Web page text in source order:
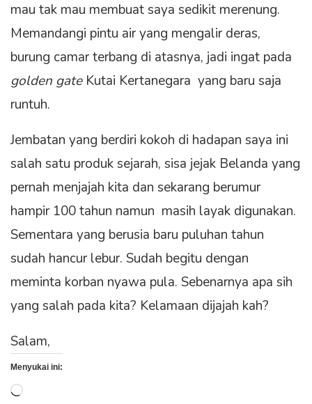
mau tak mau membuat saya sedikit merenung.
Memandangi pintu air yang mengalir deras,
burung camar terbang di atasnya, jadi ingat pada
golden gate Kutai Kertanegara yang baru saja
runtuh.
Jembatan yang berdiri kokoh di hadapan saya ini
salah satu produk sejarah, sisa jejak Belanda yang
pernah menjajah kita dan sekarang berumur
hampir 100 tahun namun masih layak digunakan.
Sementara yang berusia baru puluhan tahun
sudah hancur lebur. Sudah begitu dengan
meminta korban nyawa pula. Sebenarnya apa sih
yang salah pada kita? Kelamaan dijajah kah?
Salam,
Menyukai ini:
Memuat...